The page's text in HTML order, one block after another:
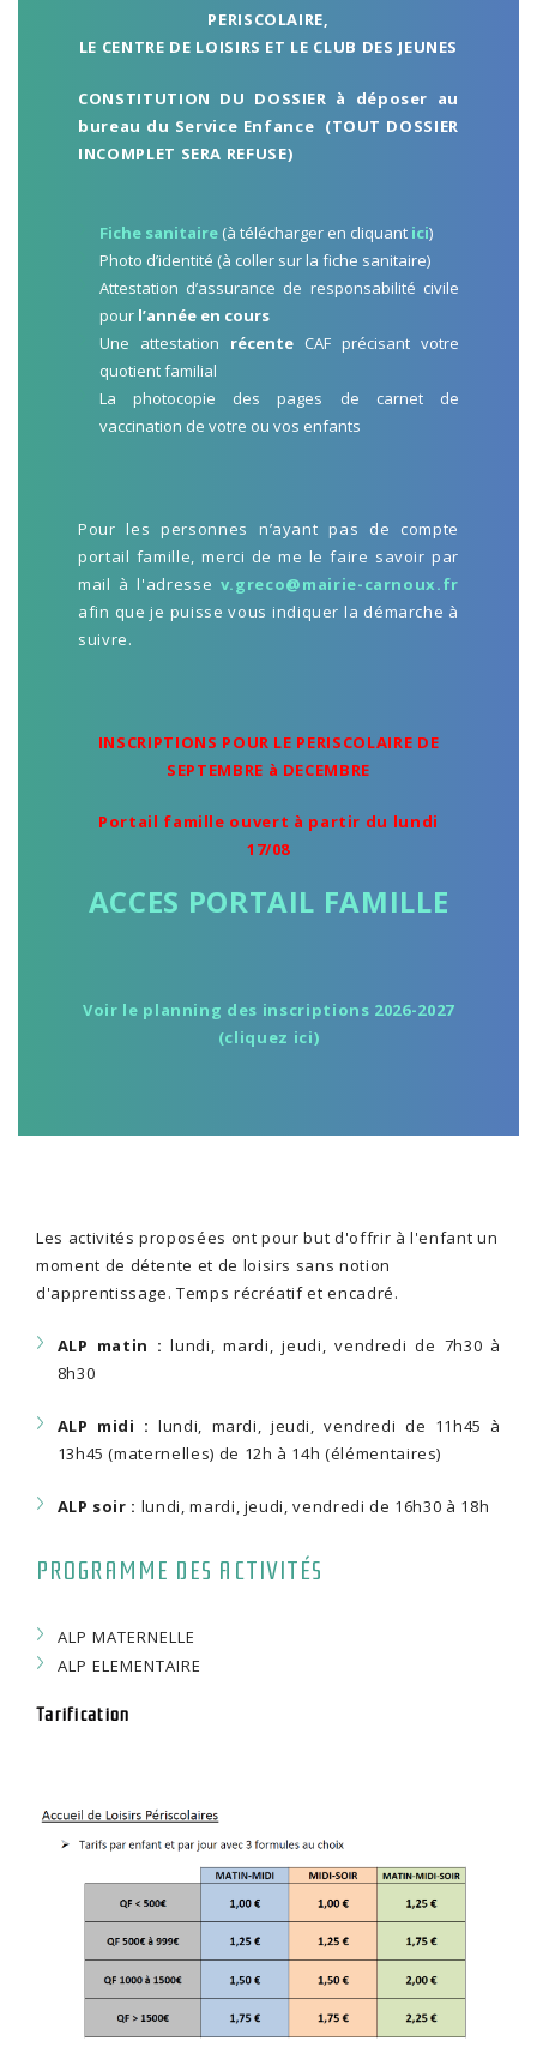
PERISCOLAIRE,
LE CENTRE DE LOISIRS ET LE CLUB DES JEUNES
CONSTITUTION DU DOSSIER à déposer au
bureau du Service Enfance (TOUT DOSSIER
INCOMPLET SERA REFUSE)
Fiche sanitaire (à télécharger en cliquant ici)
Photo d’identité (à coller sur la fiche sanitaire)
Attestation d’assurance de responsabilité civile
pour l’année en cours
Une attestation récenteCAF précisant votre
quotient familial
La photocopie des pages de carnet de
vaccination de votre ou vos enfants
Pour les personnes n’ayant pas de compte
portail famille, merci de me le faire savoir par
mail à l'adresse v.greco@mairie-carnoux.fr
afin que je puisse vous indiquer la démarche à
suivre.
INSCRIPTIONS POUR LE PERISCOLAIRE DE
SEPTEMBRE à DECEMBRE
Portail famille ouvert à partir du lundi
17/08
ACCES PORTAIL FAMILLE
Voir le planning des inscriptions 2026-2027
(cliquez ici)
Les activités proposées ont pour but d'offrir à l'enfant un
moment de détente et de loisirs sans notion
d'apprentissage. Temps récréatif et encadré.
ALP matin : lundi, mardi, jeudi, vendredi de 7h30 à
8h30
ALP midi : lundi, mardi, jeudi, vendredi de 11h45 à
13h45 (maternelles) de 12h à 14h (élémentaires)
ALP soir : lundi, mardi, jeudi, vendredi de 16h30 à 18h
PROGRAMME DES ACTIVITÉS
ALP MATERNELLE
ALP ELEMENTAIRE
Tarification